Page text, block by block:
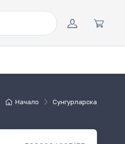
Начало Сунгурларска